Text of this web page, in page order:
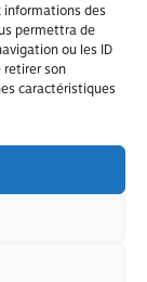
informations des
permettra de
ou les ID
retirer son
caractéristiques